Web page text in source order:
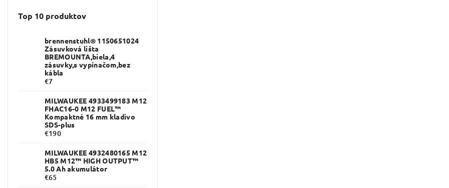
Top 10 produktov
brennenstuhl® 1150651024
Zásuvková lišta
BREMOUNTA,biela,4
zásuvky,s vypínačom,bez
kábla
€7
MILWAUKEE 4933499183 M12
FHAC16-0 M12 FUEL™
Kompaktné 16 mm kladivo
SDS-plus
€190
MILWAUKEE 4932480165 M12
HB5 M12™ HIGH OUTPUT™
5.0 Ah akumulátor
€65